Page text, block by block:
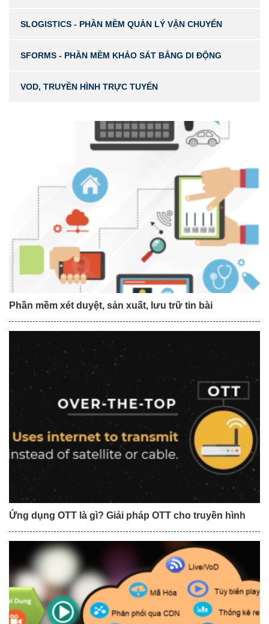
SLOGISTICS - PHẦN MỀM QUẢN LÝ VẬN CHUYỂN
SFORMS - PHẦN MỀM KHẢO SÁT BẰNG DI ĐỘNG
VOD, TRUYỀN HÌNH TRỰC TUYẾN
Phần mềm xét duyệt, sản xuất, lưu trữ tin bài
Ứng dụng OTT là gì? Giải pháp OTT cho truyền hình